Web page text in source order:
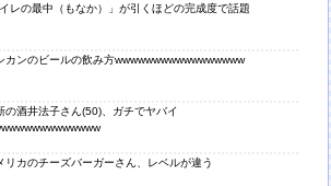
レの最中（もなか）」が引くほどの完成度で話題
カンのビールの飲み方wwwwwwwwwwwwwwwww
の酒井法子さん(50)、ガチでヤバイ
リカのチーズバーガーさん、レベルが違う